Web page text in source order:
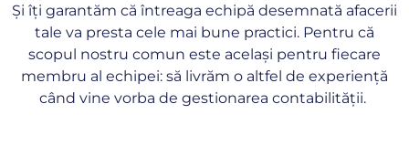
Și îți garantăm că întreaga echipă desemnată afacerii
tale va presta cele mai bune practici. Pentru că
scopul nostru comun este același pentru fiecare
membru al echipei: să livrăm o altfel de experiență
când vine vorba de gestionarea contabilității.